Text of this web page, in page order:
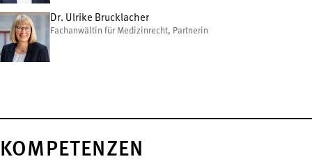
Dr. Ulrike Brucklacher
Fachanwältin für Medizinrecht, Partnerin
KOMPETENZEN